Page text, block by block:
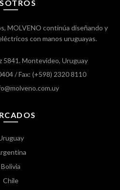
MOLVENO continúa diseñando y
con manos uruguayas.
5841. Montevideo, Uruguay
/ Fax: (+598) 2320 8110
Bolivia
Chile